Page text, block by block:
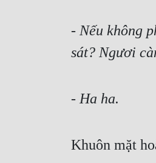
- Nếu không
sát? Ngươi
- Ha ha.
Khuôn mặt